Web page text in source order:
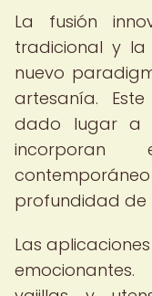
La fusión
tradicional y la
nuevo
artesanía.
dado lugar a
incorporan
profundidad de
Las